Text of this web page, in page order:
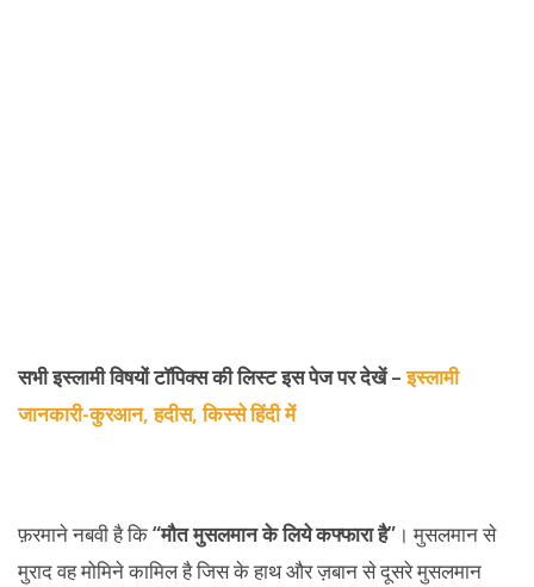
सभी इस्लामी विषयों टॉपिक्स की लिस्ट इस पेज पर देखें –इस्लामी
जानकारी-कुरआन, हदीस, किस्से हिंदी में
फ़रमाने नबवी है कि“मौत मुसलमान के लिये कफ्फारा है” । मुसलमान से
मुराद वह मोमिने कामिल है जिस के हाथ और ज़बान से दूसरे मुसलमान